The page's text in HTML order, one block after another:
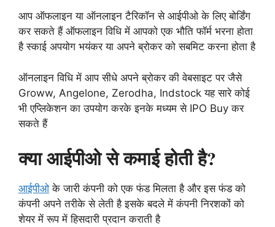
आप ऑफलाइन या ऑनलाइन टैरिकॉन से आईपीओ के लिए बोर्डिंग
कर सकते हैं ऑफलाइन विधि में आपको एक भौति फॉर्म भरना होता
है स्काई अपयोग भयंकर या अपने ब्रोकर को सबमिट करना होता है
ऑनलाइन विधि में आप सीधे अपने ब्रोकर की वेबसाइट पर जैसे
Groww, Angelone, Zerodha, Indstock यह सारे कोई
भी एप्लिकेशन का उपयोग करके इनके मध्यम से IPO Buy कर
सकते हैं
क्या आईपीओ से कमाई होती है?
आईपीओके जारी कंपनी को एक फंड मिलता है और इस फंड को
कंपनी अपने तरीके से लेती है इसके बदले में कंपनी निरशकों को
शेयर में रूप में हिसदारी प्रदान कराती है